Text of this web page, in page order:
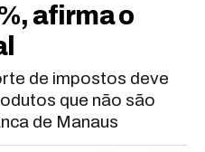
afirma o
de impostos deve
que não são
de Manaus